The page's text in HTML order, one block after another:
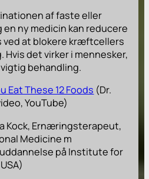
af faste eller
ny medicin kan reducere
ved at blokere kræftcellers
det virker i mennesker,
behandling.
Eat These 12 Foods (Dr.
YouTube)
Kock, Ernæringsterapeut,
Medicine m
på Institute for